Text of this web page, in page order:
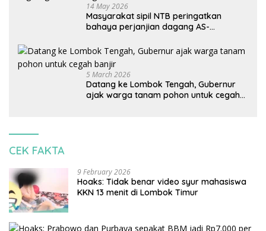
14 May 2026
Masyarakat sipil NTB peringatkan
bahaya perjanjian dagang AS-
korbankan lingkungan dan warga lokal
5 March 2026
Datang ke Lombok Tengah, Gubernur
ajak warga tanam pohon untuk cegah
CEK FAKTA
9 February 2026
Hoaks: Tidak benar video syur mahasiswa
KKN 13 menit di Lombok Timur